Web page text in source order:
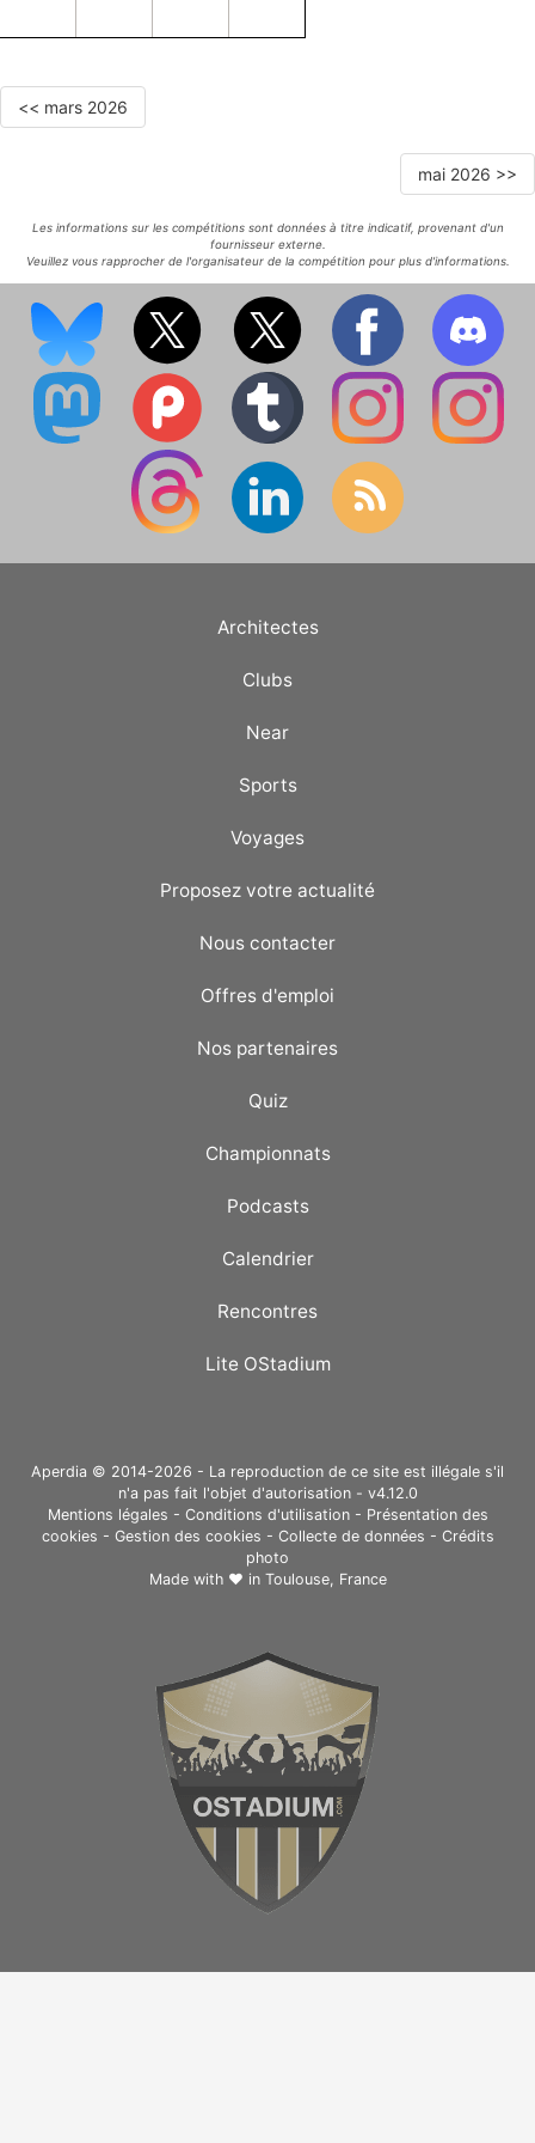
<< mars 2026
mai 2026 >>
Les informations sur les compétitions sont données à titre indicatif, provenant d'un
fournisseur externe.
Veuillez vous rapprocher de l'organisateur de la compétition pour plus d'informations.
Architectes
Clubs
Near
Sports
Voyages
Proposez votre actualité
Nous contacter
Offres d'emploi
Nos partenaires
Quiz
Championnats
Podcasts
Calendrier
Rencontres
Lite OStadium
Aperdia © 2014-2026 - La reproduction de ce site est illégale s'il
n'a pas fait l'objet d'autorisation - v4.12.0
Mentions légales - Conditions d'utilisation- Présentation des
cookies - Gestion des cookies - Collecte de données - Crédits
photo
Made with ❤ in Toulouse, France